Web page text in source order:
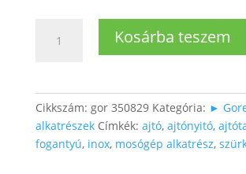
ajtónyó
színben
mennyiség
Kosárba teszem
Cikkszám: gor 350829 Kategória: ►
alkatrészek Címkék: ajtó, ajtónyitó,
fogantyú, inox, mosógép alkatrész,